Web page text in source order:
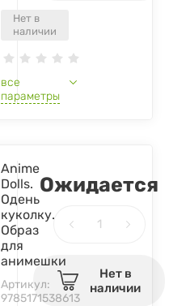
Нет в
наличии
все
параметры
Anime
Dolls.
Одень
куколку.
Образ
для
анимешки
Артикул:
9785171538613
Ожидается
Нет в
наличии